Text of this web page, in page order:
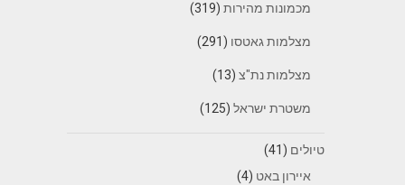
מכמונות מהירות(319)
מצלמות גאטסו (291)
מצלמות נת"צ(13)
משטרת ישראל(125)
טיולים (41)
איירון באט (4)